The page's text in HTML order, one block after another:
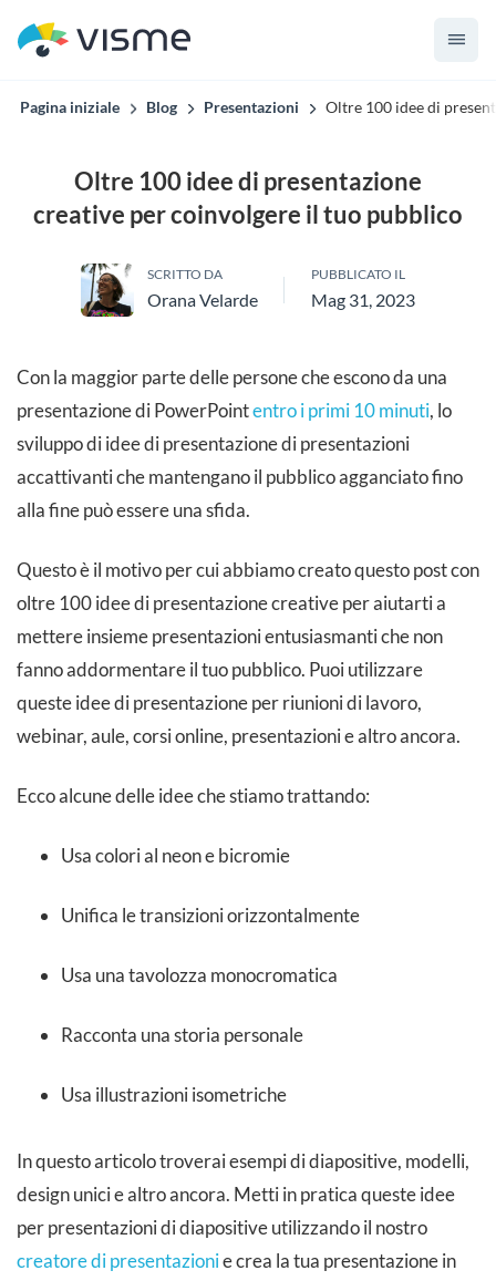
Pagina iniziale Blog Presentazioni Oltre 100 idee di
Oltre 100 idee di presentazione
creative per coinvolgere il tuo pubblico
SCRITTO DA
Orana Velarde
PUBBLICATO IL
Mag 31, 2023
Con la maggior parte delle persone che escono da una
presentazione di PowerPointentro i primi 10 minuti, lo
sviluppo di idee di presentazione di presentazioni
accattivanti che mantengano il pubblico agganciato fino
alla fine può essere una sfida.
Questo è il motivo per cui abbiamo creato questo post con
oltre 100 idee di presentazione creative per aiutarti a
mettere insieme presentazioni entusiasmanti che non
fanno addormentare il tuo pubblico. Puoi utilizzare
queste idee di presentazione per riunioni di lavoro,
webinar, aule, corsi online, presentazioni e altro ancora.
Ecco alcune delle idee che stiamo trattando:
Usa colori al neon e bicromie
Unifica le transizioni orizzontalmente
Usa una tavolozza monocromatica
Racconta una storia personale
Usa illustrazioni isometriche
In questo articolo troverai esempi di diapositive, modelli,
design unici e altro ancora. Metti in pratica queste idee
per presentazioni di diapositive utilizzando il nostro
creatore di presentazionie crea la tua presentazione in